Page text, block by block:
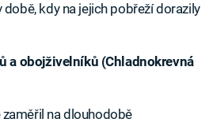
kdy na jejich pobřeží dorazily
a obojživelníků (Chladnokrevná
na dlouhodobě